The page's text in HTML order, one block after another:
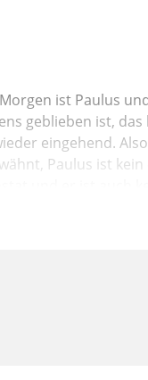
ist Paulus
geblieben ist,
eingehend.
Paulus ist
hat. Punkt. Es